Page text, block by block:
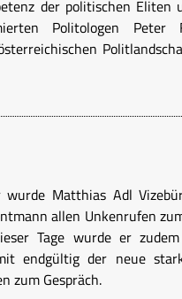
der politischen Eliten
Politologen Peter
Matthias Adl
allen Unkenrufen
Tage wurde er
endgültig der neue
zum Gespräch.